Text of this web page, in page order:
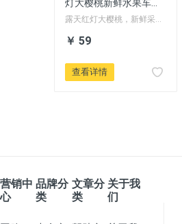
灯大樱桃新鲜水果车厘
子特大顺丰包邮
露天红灯大樱桃，新鲜采
￥ 59
查看详情
营销中
心
品牌分
类
文章分
类
关于我
们